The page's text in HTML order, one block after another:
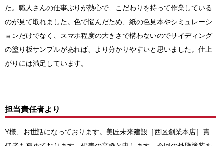
た。職人さんの仕事ぶりが熱心で、こだわりを持って作業している
のが見て取れました。色で悩んだため、紙の色見本やシミュレーシ
ョンだけでなく、スマホ程度の大きさで構わないのでサイディング
の塗り板サンプルがあれば、より分かりやすいと思いました。仕上
がりには満足しています。
担当責任者より
Y様、お世話になっております。美匠未来建設［西区創業本店］責